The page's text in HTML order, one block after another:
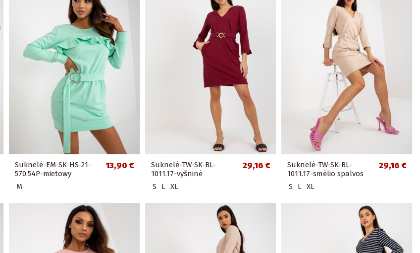
Suknelė-EM-SK-HS-21-
570.54P-mietowy
13,90 €
M
Suknelė-TW-SK-BL-
1011.17-vyšninė
29,16 €
S L XL
Suknelė-TW-SK-BL-
1011.17-smėlio spalvos
29,16 €
S L XL